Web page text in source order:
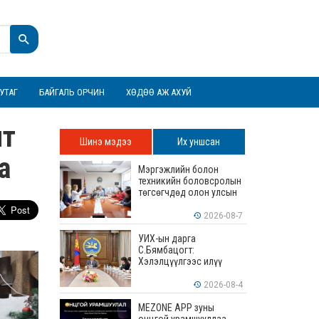
БАЙГАЛЬ ОРЧИН ХӨДӨӨ АЖ АХУЙ
Шинэ мэдээ Их уншсан
Мэргэжлийн болон
техникийн боловсролын
төгсөгчдөд олон улсын
зөвшөөрөгдөх ур
чадваруудыг олгоно
2026-08-7
УИХ-ын дарга
С.Бямбацогт:
Хэлэлцүүлгээс илүү
илүү бодит үр дүн чухал
2026-08-4
MEZONE APP зуны